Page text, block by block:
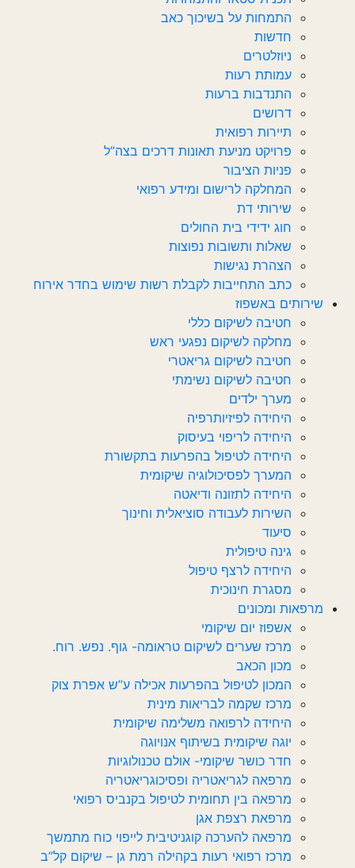
התמחות על בשיכוך כאב
חדשות‎‎
ניוזלטרים
עמותת רעות
התנדבות ברעות
דרושים
תיירות רפואית
פרויקט מניעת תאונות דרכים בצה”ל
פניות הציבור
המחלקה לרישום ומידע רפואי
שירותי דת
חוג ידידי בית החולים
שאלות ותשובות נפוצות
הצהרת נגישות
כתב התחייבות לקבלת רשות שימוש בחדר אירוח
שירותים באשפוז
חטיבה לשיקום כללי
מחלקה לשיקום נפגעי ראש
חטיבה לשיקום גריאטרי
חטיבה לשיקום נשימתי
מערך ילדים
היחידה לפיזיותרפיה
היחידה לריפוי בעיסוק
היחידה לטיפול בהפרעות בתקשורת
המערך לפסיכולוגיה שיקומית
היחידה לתזונה ודיאטה
השירות לעבודה סוציאלית וחינוך
סיעוד
גינה טיפולית
היחידה לרצף טיפול
מסגרת חינוכית
מרפאות ומכונים
אשפוז יום שיקומי
מרכז שערים לשיקום טראומה- גוף. נפש. רוח.
מכון הכאב
המכון לטיפול בהפרעות אכילה ע”ש אפרת צוק
מרכז שקמה לבריאות מינית
היחידה לרפואה משלימה שיקומית
יוגה שיקומית בשיתוף אנויוגה
חדר כושר שיקומי- אולם טכנולוגיות
מרפאה לגריאטריה ופסיכוגריאטריה
מרפאה בין תחומית לטיפול בקנביס רפואי
מרפאת רצפת אגן
מרפאה להערכה קוגניטיבית לייפוי כוח מתמשך
מרכז רפואי רעות בקהילה רמת גן – שיקום קל”ב